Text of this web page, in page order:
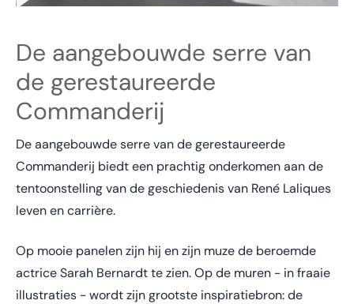
De aangebouwde serre van
de gerestaureerde
Commanderij
De aangebouwde serre van de gerestaureerde
Commanderij biedt een prachtig onderkomen aan de
tentoonstelling van de geschiedenis van René Laliques
leven en carrière.
Op mooie panelen zijn hij en zijn muze de beroemde
actrice Sarah Bernardt te zien. Op de muren - in fraaie
illustraties - wordt zijn grootste inspiratiebron: de